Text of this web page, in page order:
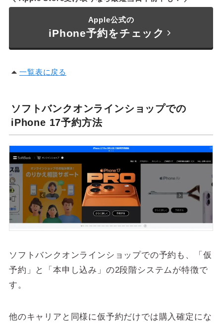
Apple公式の
iPhone予約をチェック
一覧表に戻る
ソフトバンクオンラインショップでの
iPhone 17予約方法
ソフトバンクオンラインショップでの予約も、「仮
予約」と「本申し込み」の2段階システムが特徴で
す。
他のキャリアと同様に仮予約だけでは購入確定にな